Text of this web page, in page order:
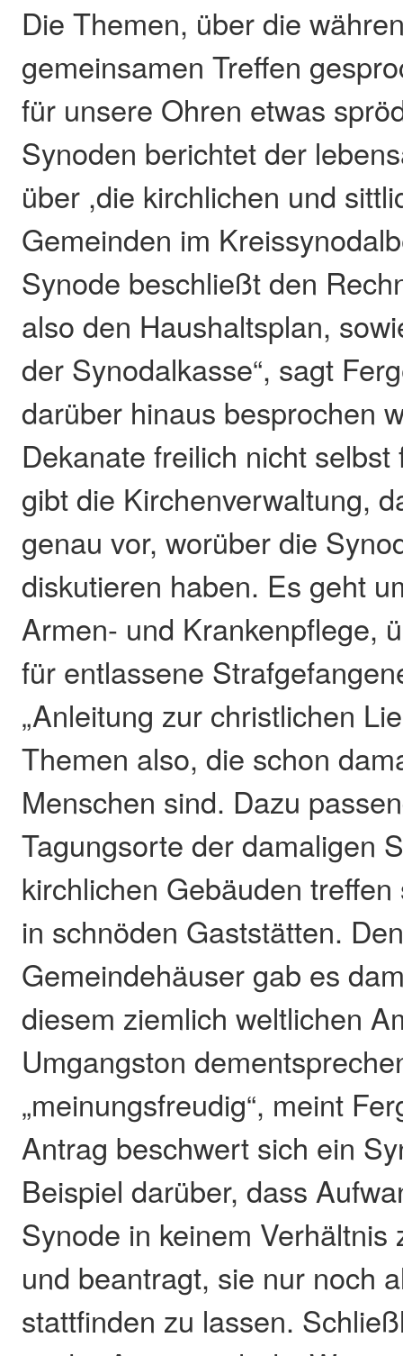
Die Themen, über die
gemeinsamen Treffen
für unsere Ohren etwas
Synoden berichtet der
über ,die kirchlichen und
Gemeinden im
Synode beschließt den
also den Haushaltsplan,
der Synodalkasse“, sagt
darüber hinaus besprochen
Dekanate freilich nicht
gibt die Kirchenverwaltung,
genau vor, worüber die
diskutieren haben. Es geht
Armen- und Krankenpflege,
für entlassene
„Anleitung zur christlichen
Themen also, die schon
Menschen sind. Dazu
Tagungsorte der damaligen
kirchlichen Gebäuden
in schnöden Gaststätten.
Gemeindehäuser gab es
diesem ziemlich weltlichen
Umgangston
„meinungsfreudig“, meint
Antrag beschwert sich ein
Beispiel darüber, dass
Synode in keinem Verhältnis
und beantragt, sie nur noch
stattfinden zu lassen.